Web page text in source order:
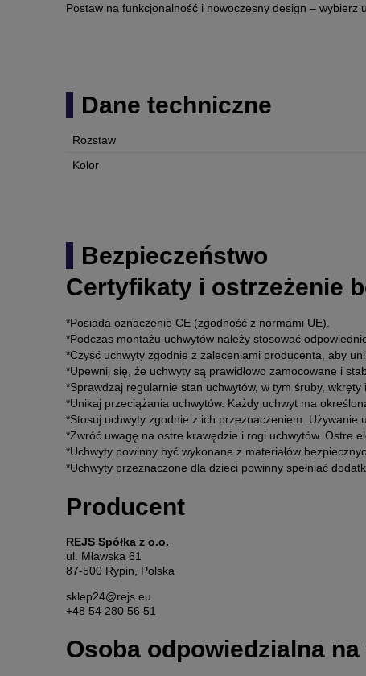
Postaw na funkcjonalność i nowoczesny design –
Dane techniczne
Rozstaw
Kolor
Bezpieczeństwo
Certyfikaty i ostrzeżenie
*Posiada oznaczenie CE (zgodność z normami UE).
*Podczas montażu uchwytów należy stosować
*Czyść uchwyty zgodnie z zaleceniami producenta, aby
*Upewnij się, że uchwyty są prawidłowo zamocowane i
*Sprawdzaj regularnie stan uchwytów, w tym śruby,
*Unikaj przeciążania uchwytów. Każdy uchwyt ma
*Stosuj uchwyty zgodnie z ich przeznaczeniem.
*Zwróć uwagę na ostre krawędzie i rogi uchwytów. Ostre
*Uchwyty powinny być wykonane z materiałów
*Uchwyty przeznaczone dla dzieci powinny spełniać
Producent
REJS Spółka z o.o.
ul. Mławska 61
87-500 Rypin, Polska
sklep24@rejs.eu
+48 54 280 56 51
Osoba odpowiedzialna na